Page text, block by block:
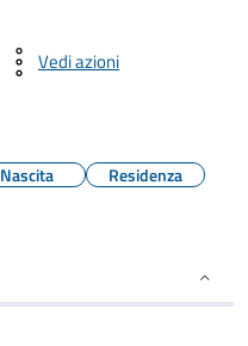
Vedi azioni
Nascita Residenza